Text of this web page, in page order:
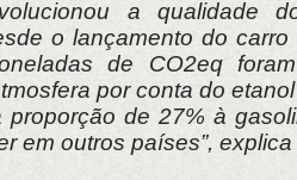
a qualidade
o lançamento do
de CO2eq
por conta do
proporção de 27% à
em outros países”,